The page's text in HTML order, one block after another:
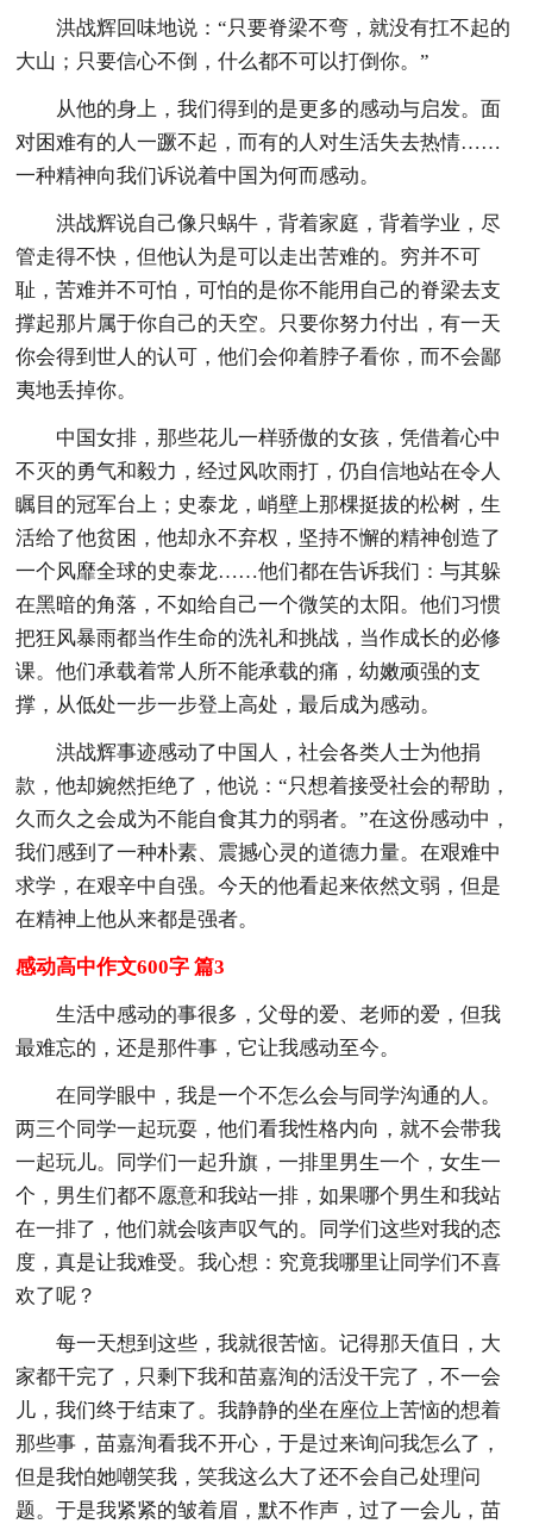
洪战辉回味地说：“只要脊梁不弯，就没有扛不起的
大山；只要信心不倒，什么都不可以打倒你。”
从他的身上，我们得到的是更多的感动与启发。面
对困难有的人一蹶不起，而有的人对生活失去热情……
一种精神向我们诉说着中国为何而感动。
洪战辉说自己像只蜗牛，背着家庭，背着学业，尽
管走得不快，但他认为是可以走出苦难的。穷并不可
耻，苦难并不可怕，可怕的是你不能用自己的脊梁去支
撑起那片属于你自己的天空。只要你努力付出，有一天
你会得到世人的认可，他们会仰着脖子看你，而不会鄙
夷地丢掉你。
中国女排，那些花儿一样骄傲的女孩，凭借着心中
不灭的勇气和毅力，经过风吹雨打，仍自信地站在令人
瞩目的冠军台上；史泰龙，峭壁上那棵挺拔的松树，生
活给了他贫困，他却永不弃权，坚持不懈的精神创造了
一个风靡全球的史泰龙……他们都在告诉我们：与其躲
在黑暗的角落，不如给自己一个微笑的太阳。他们习惯
把狂风暴雨都当作生命的洗礼和挑战，当作成长的必修
课。他们承载着常人所不能承载的痛，幼嫩顽强的支
撑，从低处一步一步登上高处，最后成为感动。
洪战辉事迹感动了中国人，社会各类人士为他捐
款，他却婉然拒绝了，他说：“只想着接受社会的帮助，
久而久之会成为不能自食其力的弱者。”在这份感动中，
我们感到了一种朴素、震撼心灵的道德力量。在艰难中
求学，在艰辛中自强。今天的他看起来依然文弱，但是
在精神上他从来都是强者。
感动高中作文600字 篇3
生活中感动的事很多，父母的爱、老师的爱，但我
最难忘的，还是那件事，它让我感动至今。
在同学眼中，我是一个不怎么会与同学沟通的人。
两三个同学一起玩耍，他们看我性格内向，就不会带我
一起玩儿。同学们一起升旗，一排里男生一个，女生一
个，男生们都不愿意和我站一排，如果哪个男生和我站
在一排了，他们就会咳声叹气的。同学们这些对我的态
度，真是让我难受。我心想：究竟我哪里让同学们不喜
欢了呢？
每一天想到这些，我就很苦恼。记得那天值日，大
家都干完了，只剩下我和苗嘉洵的活没干完了，不一会
儿，我们终于结束了。我静静的坐在座位上苦恼的想着
那些事，苗嘉洵看我不开心，于是过来询问我怎么了，
但是我怕她嘲笑我，笑我这么大了还不会自己处理问
题。于是我紧紧的皱着眉，默不作声，过了一会儿，苗